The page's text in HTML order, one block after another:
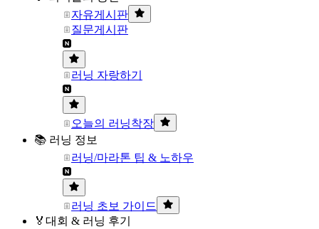
자유게시판
질문게시판
러닝 자랑하기
오늘의 러닝착장
📚 러닝 정보
러닝/마라톤 팁 & 노하우
러닝 초보 가이드
🏅대회 & 러닝 후기